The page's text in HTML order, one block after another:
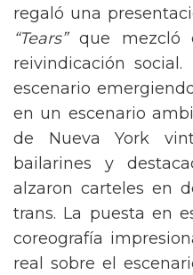
regaló una
“Tears”que mezcló
reivindicación
escenario
en un escenario
de Nueva York
bailarines y
alzaron carteles en
trans. La puesta en
coreografía
real sobre el